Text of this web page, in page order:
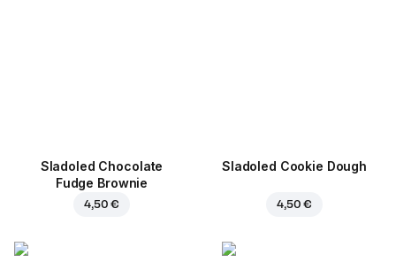
Sladoled Chocolate
Fudge Brownie
4,50 €
Sladoled Cookie Dough
4,50 €